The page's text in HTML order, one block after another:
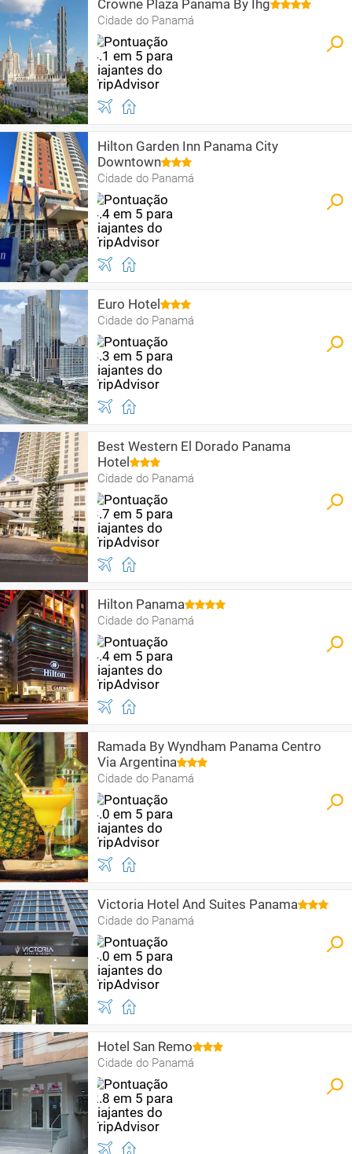
Crowne Plaza Panama By Ihg
Cidade do Panamá
Hilton Garden Inn Panama City
Downtown
Cidade do Panamá
Euro Hotel
Cidade do Panamá
Best Western El Dorado Panama
Hotel
Cidade do Panamá
Hilton Panama
Cidade do Panamá
Ramada By Wyndham Panama Centro
Via Argentina
Cidade do Panamá
Victoria Hotel And Suites Panama
Cidade do Panamá
Hotel San Remo
Cidade do Panamá